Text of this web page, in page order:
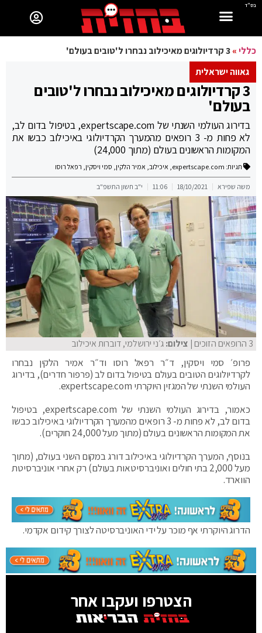
בס"ד
כללי»3 קרדיולוגים מאיכילוב נבחרו ל'טובים בעולם'
גאווה ישראלית
3 קרדיולוגים מאיכילוב נבחרו ל'טובים
בעולם'
בדירוג העולמי השנתי של expertscape.com, בטיפול בדום לב,
לא פחות מ- 3 רופאים מהמערך הקרדיולוגי באיכילוב כבשו את
המקומות הראשונים בעולם (מתוך 24,000)
תגיות: expertscape.com
, איכילוב, אמיר הלקין, סמי ויסקין, רפאל רוסו
משה שפירא 18/10/2021
11:06 י"ב חשון התשפ"ב
3 הרופאים הזוכים | צילום:ג׳ני ירושלמי, דוברות איכילוב
פרופ׳ סמי ויסקין, ד״ר רפאל רוסו וד״ר אמיר הלקין נבחרו
לקרדיולוגים הטובים בעולם בטיפול בדום לב (פרפור חדרים), בדירוג
העולמי השנתי של המגזין היוקרתי expertscape.com.
כאמור, בדירוג העולמי השנתי של expertscape.com, בטיפול
בדום לב, לא פחות מ- 3 רופאים מהמערך הקרדיולוגי באיכילוב כבשו
את המקומות הראשונים בעולם (מתוך מעל 24,000 חוקרים).
בנוסף, המערך הקרדיולוגי באיכילוב דורג במקום השני בעולם, (מתוך
מעל 2,000 בתי חולים ואוניברסיטאות בעולם) רק אחרי אוניברסיטת
הווארד.
הדרוג היוקרתי אף מוכר על ידי האוניברסיטה לצורך קידום אקדמי.
הצטרפו ועקבו אחר